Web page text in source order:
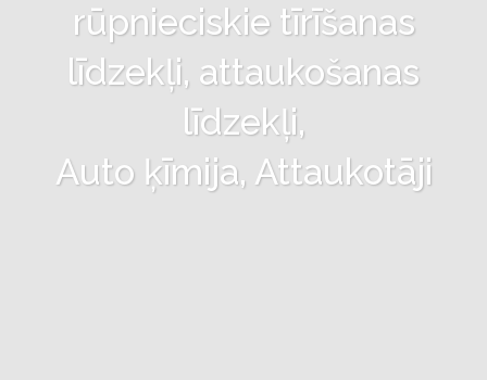
rūpnieciskie tīrīšanas
līdzekļi, attaukošanas
līdzekļi,
Auto ķīmija, Attaukotāji